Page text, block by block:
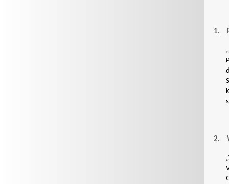
1.
2.